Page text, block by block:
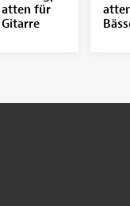
atten für
Gitarre